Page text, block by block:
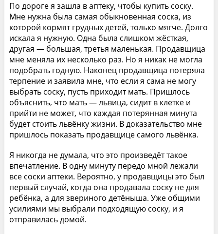
По дороге я зашла в аптеку, чтобы купить соску.
Мне нужна была самая обыкновенная соска, из
которой кормят грудных детей, только мягче. Долго
искала я нужную. Одна была слишком жёсткая,
другая — большая, третья маленькая. Продавщица
мне меняла их несколько раз. Но я никак не могла
подобрать годную. Наконец продавщица потеряла
терпение и заявила мне, что если я сама не могу
выбрать соску, пусть приходит мать. Пришлось
объяснить, что мать — львица, сидит в клетке и
прийти не может, что каждая потерянная минута
будет стоить львёнку жизни. В доказательство мне
пришлось показать продавщице самого львёнка.
Я никогда не думала, что это произведёт такое
впечатление. В одну минуту передо мной лежали
все соски аптеки. Вероятно, у продавщицы это был
первый случай, когда она продавала соску не для
ребёнка, а для звериного детёныша. Уже общими
усилиями мы выбрали подходящую соску, и я
отправилась домой.